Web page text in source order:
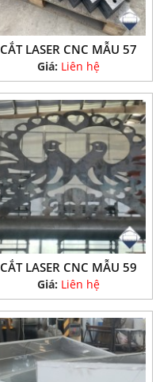
CẮT LASER CNC MẪU 57
Giá: Liên hệ
CẮT LASER CNC MẪU 59
Giá: Liên hệ